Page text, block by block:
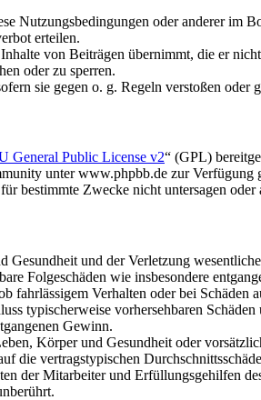
Nutzungsbedingungen oder anderer
erteilen.
von Beiträgen übernimmt, die er
oder zu sperren.
sie gegen o. g. Regeln verstoßen
General Public License v2“ (GPL)
unter www.phpbb.de zur
bestimmte Zwecke nicht untersagen
und der Verletzung
Folgeschäden wie insbesondere
fahrlässigem Verhalten oder bei
typischerweise vorhersehbaren
Gewinn.
Körper und Gesundheit oder
die vertragstypischen
der Mitarbeiter und Erfüllungsgehilfen